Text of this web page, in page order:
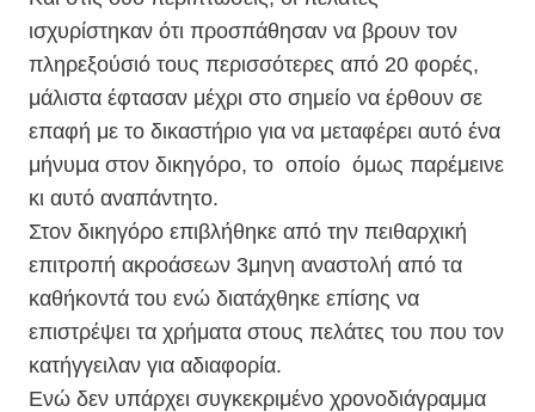
ισχυρίστηκαν ότι προσπάθησαν να βρουν τον
πληρεξούσιό τους περισσότερες από 20 φορές,
μάλιστα έφτασαν μέχρι στο σημείο να έρθουν σε
επαφή με το δικαστήριο για να μεταφέρει αυτό ένα
μήνυμα στον δικηγόρο, το οποίο όμως παρέμεινε
κι αυτό αναπάντητο.
Στον δικηγόρο επιβλήθηκε από την πειθαρχική
επιτροπή ακροάσεων 3μηνη αναστολή από τα
καθήκοντά του ενώ διατάχθηκε επίσης να
επιστρέψει τα χρήματα στους πελάτες του που τον
κατήγγειλαν για αδιαφορία.
Ενώ δεν υπάρχει συγκεκριμένο χρονοδιάγραμμα